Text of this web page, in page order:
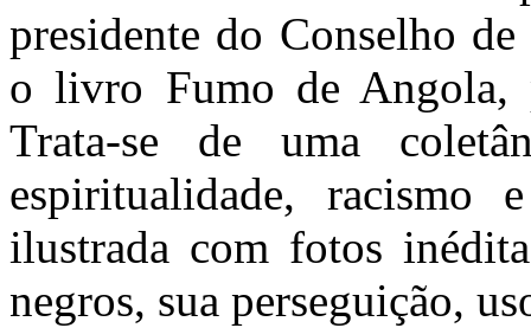
presidente do Conselho
o livro Fumo de Angola,
Trata-se de uma
espiritualidade, racismo
ilustrada com fotos
negros, sua perseguição,